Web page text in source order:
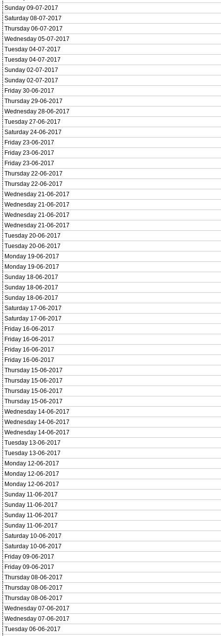
Sunday 09-07-2017
Saturday 08-07-2017
Thursday 06-07-2017
Wednesday 05-07-2017
Tuesday 04-07-2017
Tuesday 04-07-2017
Sunday 02-07-2017
Sunday 02-07-2017
Friday 30-06-2017
Thursday 29-06-2017
Wednesday 28-06-2017
Tuesday 27-06-2017
Saturday 24-06-2017
Friday 23-06-2017
Friday 23-06-2017
Friday 23-06-2017
Thursday 22-06-2017
Thursday 22-06-2017
Wednesday 21-06-2017
Wednesday 21-06-2017
Wednesday 21-06-2017
Wednesday 21-06-2017
Tuesday 20-06-2017
Tuesday 20-06-2017
Monday 19-06-2017
Monday 19-06-2017
Sunday 18-06-2017
Sunday 18-06-2017
Sunday 18-06-2017
Saturday 17-06-2017
Saturday 17-06-2017
Friday 16-06-2017
Friday 16-06-2017
Friday 16-06-2017
Friday 16-06-2017
Thursday 15-06-2017
Thursday 15-06-2017
Thursday 15-06-2017
Thursday 15-06-2017
Wednesday 14-06-2017
Wednesday 14-06-2017
Wednesday 14-06-2017
Tuesday 13-06-2017
Tuesday 13-06-2017
Monday 12-06-2017
Monday 12-06-2017
Monday 12-06-2017
Sunday 11-06-2017
Sunday 11-06-2017
Sunday 11-06-2017
Sunday 11-06-2017
Saturday 10-06-2017
Saturday 10-06-2017
Friday 09-06-2017
Friday 09-06-2017
Thursday 08-06-2017
Thursday 08-06-2017
Thursday 08-06-2017
Wednesday 07-06-2017
Wednesday 07-06-2017
Tuesday 06-06-2017